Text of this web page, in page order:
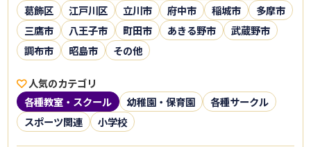
葛飾区
江戸川区 立川市 府中市 稲城市
多摩市
三鷹市
八王子市 町田市 あきる野市
武蔵野市
調布市
昭島市 その他
人気のカテゴリ
各種教室・スクール
幼稚園・保育園
各種サークル
スポーツ関連
小学校